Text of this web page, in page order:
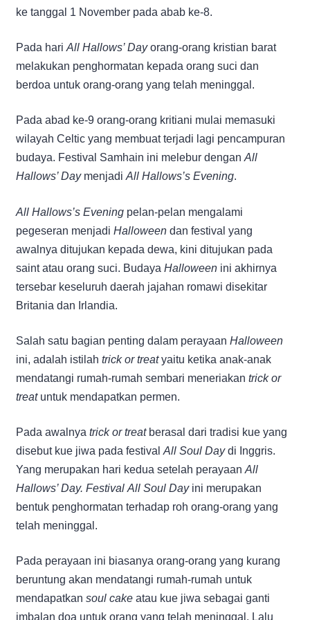
ke tanggal 1 November pada abab ke-8.
Pada hari All Hallows’ Dayorang-orang kristian barat
melakukan penghormatan kepada orang suci dan
berdoa untuk orang-orang yang telah meninggal.
Pada abad ke-9 orang-orang kritiani mulai memasuki
wilayah Celtic yang membuat terjadi lagi pencampuran
budaya. Festival Samhain ini melebur dengan All
Hallows’ Daymenjadi All Hallows’s Evening.
All Hallows’s Evening pelan-pelan mengalami
pegeseran menjadi Halloween dan festival yang
awalnya ditujukan kepada dewa, kini ditujukan pada
saint atau orang suci. Budaya Halloween ini akhirnya
tersebar keseluruh daerah jajahan romawi disekitar
Britania dan Irlandia.
Salah satu bagian penting dalam perayaan Halloween
ini, adalah istilah trick or treatyaitu ketika anak-anak
mendatangi rumah-rumah sembari meneriakan trick or
treatuntuk mendapatkan permen.
Pada awalnya trick or treat berasal dari tradisi kue yang
disebut kue jiwa pada festival All Soul Daydi Inggris.
Yang merupakan hari kedua setelah perayaan All
Hallows’ Day. Festival All Soul Day ini merupakan
bentuk penghormatan terhadap roh orang-orang yang
telah meninggal.
Pada perayaan ini biasanya orang-orang yang kurang
beruntung akan mendatangi rumah-rumah untuk
mendapatkan soul cake atau kue jiwa sebagai ganti
imbalan doa untuk orang yang telah meninggal. Lalu